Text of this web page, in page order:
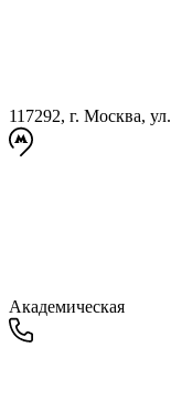
117292, г. Москва,
Академическая